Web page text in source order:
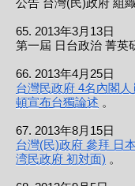
公告 台灣(民)政府 組織
65. 2013年3月13日
第一屆 日台政治 菁英
66. 2013年4月25日
台灣民政府 4名內閣
頓宣布台獨論述 。
67. 2013年8月15日
台灣(民)政府 參拜 日
湾民政府 初対面) 。